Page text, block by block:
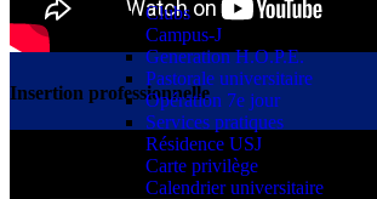
Clubs
Campus-J
Generation H.O.P.E.
Pastorale universitaire
Opération 7e jour
Services pratiques
Résidence USJ
Carte privilège
Calendrier universitaire
Insertion professionnelle